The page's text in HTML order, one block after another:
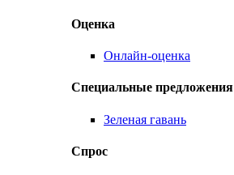
Оценка
Онлайн-оценка
Специальные предложения
Зеленая гавань
Спрос